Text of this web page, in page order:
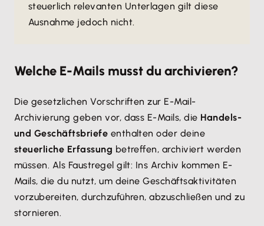
steuerlich relevanten Unterlagen gilt diese
Ausnahme jedoch nicht.
Welche E-Mails musst du archivieren?
Die gesetzlichen Vorschriften zur E-Mail-
Archivierung geben vor, dass E-Mails, die Handels-
und Geschäftsbriefe enthalten oder deine
steuerliche Erfassung betreffen, archiviert werden
müssen. Als Faustregel gilt: Ins Archiv kommen E-
Mails, die du nutzt, um deine Geschäftsaktivitäten
vorzubereiten, durchzuführen, abzuschließen und zu
stornieren.